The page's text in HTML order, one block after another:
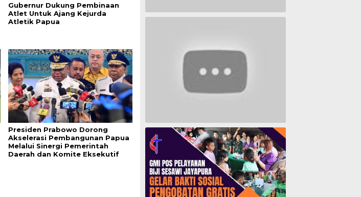
Gubernur Dukung Pembinaan
Atlet Untuk Ajang Kejurda
Atletik Papua
Presiden Prabowo Dorong
Akselerasi Pembangunan Papua
Melalui Sinergi Pemerintah
Daerah dan Komite Eksekutif
Lagu Timur yang Paling 2022
Lagu Rohani Tanpa Iklan - Lagu Pujian dan Penyembahan Paskah 2022